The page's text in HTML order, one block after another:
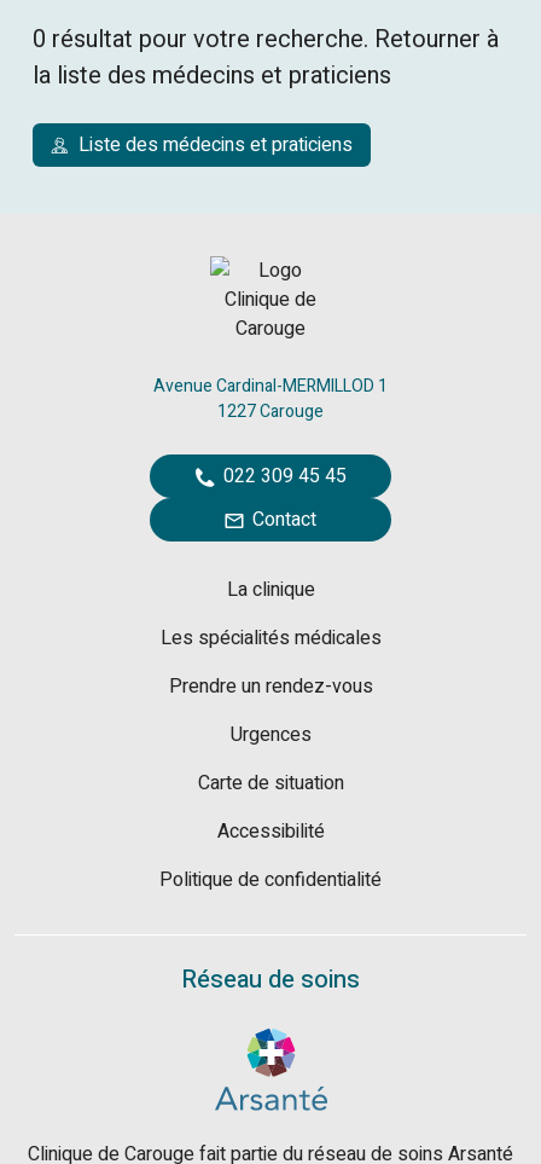
0 résultat pour votre recherche. Retourner à
la liste des médecins et praticiens
Liste des médecins et praticiens
Avenue Cardinal-MERMILLOD 1
1227 Carouge
022 309 45 45
Contact
La clinique
Les spécialités médicales
Prendre un rendez-vous
Urgences
Carte de situation
Accessibilité
Politique de confidentialité
Réseau de soins
Clinique de Carouge fait partie du réseau de soins Arsanté